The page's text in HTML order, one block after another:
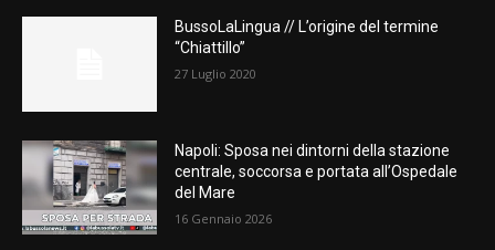
BussoLaLingua // L’origine del termine
“Chiattillo”
27 Luglio 2020
Napoli: Sposa nei dintorni della stazione
centrale, soccorsa e portata all’Ospedale
del Mare
16 Gennaio 2026